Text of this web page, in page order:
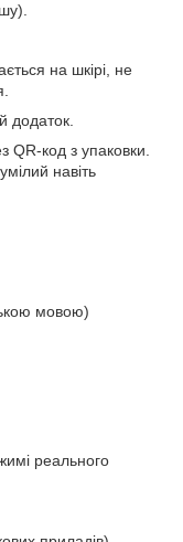
на шкірі, не
додаток.
QR-код з упаковки.
навіть
мовою)
реального